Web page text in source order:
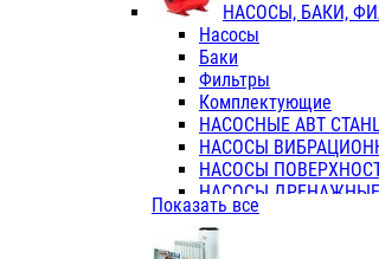
ТРОЙНИКИ
ТРОЙНИКИ С
КОЛЬЦА
ТРУБЫ НАПОРНЫЕ
ТРУБЫ
ТРУБЫ
НАСОСЫ, БАКИ,
Насосы
Баки
Фильтры
Комплектующие
НАСОСНЫЕ АВТ
НАСОСЫ
НАСОСЫ
НАСОСЫ
НАСОСЫ ПОВЫСИТ и
НАСОСЫ СКВАЖИННЫЕ
Показать все